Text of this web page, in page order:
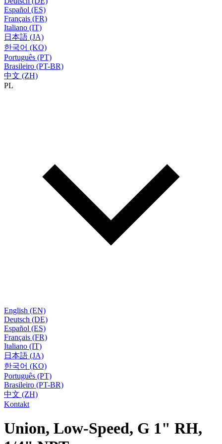
Español (ES)
Français (FR)
Italiano (IT)
日本語 (JA)
한국어 (KO)
Português (PT)
Brasileiro (PT-BR)
中文 (ZH)
PL
English (EN)
Deutsch (DE)
Español (ES)
Français (FR)
Italiano (IT)
日本語 (JA)
한국어 (KO)
Português (PT)
Brasileiro (PT-BR)
中文 (ZH)
Kontakt
Union, Low-Speed, G 1" RH,